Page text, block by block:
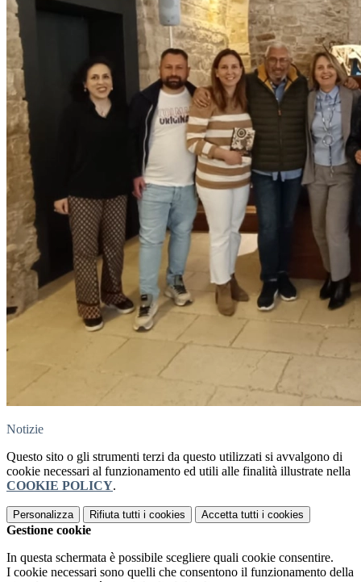
Notizie
Questo sito o gli strumenti terzi da questo utilizzati si avvalgono di
cookie necessari al funzionamento ed utili alle finalità illustrate nella
COOKIE POLICY.
Personalizza Rifiuta tutti i cookies Accetta tutti i cookies
Gestione cookie
In questa schermata è possibile scegliere quali cookie consentire.
I cookie necessari sono quelli che consentono il funzionamento della